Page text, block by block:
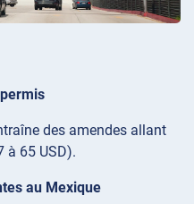
des amendes allant
à 65 USD).
au Mexique